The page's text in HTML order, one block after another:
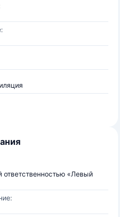
ответственностью «Левый